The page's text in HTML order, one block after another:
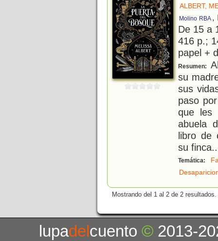
ALBERT,
Molino RBA ,
De 15 a
416 p.;
papel +
Resumen:
su
sus
paso
que les
abuela
libro de
su finca
Temática:
Mostrando del 1 al 2 de 2 resultados.
lupadelcuento© 2013-